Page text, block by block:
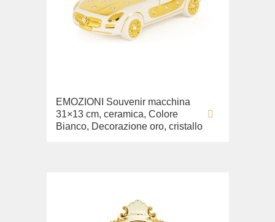
EMOZIONI Souvenir macchina
31×13 cm, ceramica, Colore
Bianco, Decorazione oro, cristallo